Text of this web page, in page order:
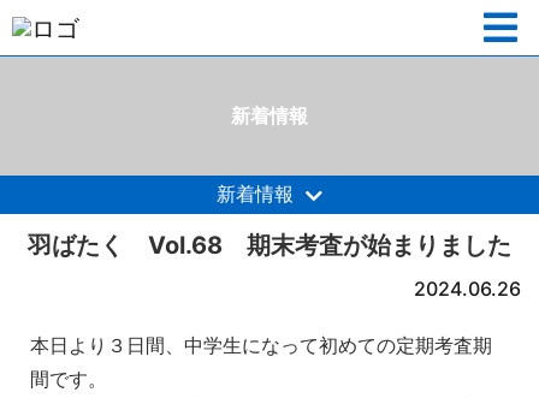
新着情報
新着情報
羽ばたく Vol.68 期末考査が始まりました
2024.06.26
本日より３日間、中学生になって初めての定期考査期
間です。